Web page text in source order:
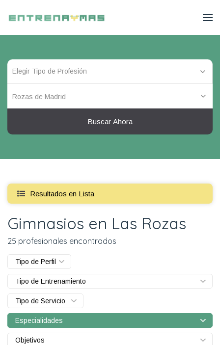
Rozas de Madrid
Buscar Ahora
Resultados en Lista
Gimnasios en Las Rozas
25 profesionales encontrados
Tipo de Perfil
Tipo de Entrenamiento
Tipo de Servicio
Especialidades
Objetivos